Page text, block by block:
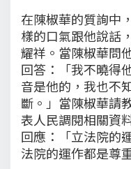
在陳椒華的質詢中
樣的口氣跟他說話
耀祥。當陳椒華問
回答：「我不曉得
音是他的，我也不
斷。」當陳椒華請
表人民調閱相關資
回應：「立法院的
法院的運作都是尊